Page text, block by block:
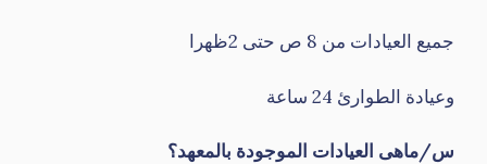
جميع العيادات من 8 ص حتى 2ظهرا
وعيادة الطوارئ 24 ساعة
س/ماهى العيادات الموجودة بالمعهد؟